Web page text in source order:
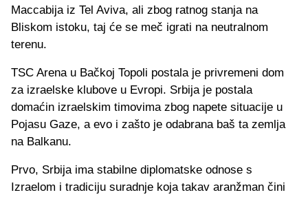
Maccabija iz Tel Aviva, ali zbog ratnog stanja na
Bliskom istoku, taj će se meč igrati na neutralnom
terenu.
TSC Arena u Bačkoj Topoli postala je privremeni dom
za izraelske klubove u Evropi. Srbija je postala
domaćin izraelskim timovima zbog napete situacije u
Pojasu Gaze, a evo i zašto je odabrana baš ta zemlja
na Balkanu.
Prvo, Srbija ima stabilne diplomatske odnose s
Izraelom i tradiciju suradnje koja takav aranžman čini